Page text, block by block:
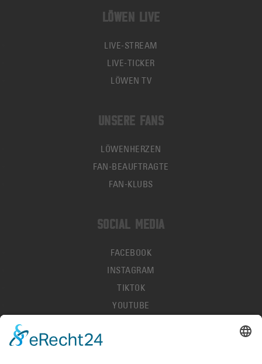
LÖWEN LIVE
LIVE-STREAM
LIVE-TICKER
LÖWEN TV
UNSERE FANS
LÖWENHERZEN
FAN-BEAUFTRAGTE
FAN-KLUBS
SOCIAL MEDIA
FACEBOOK
INSTAGRAM
TIKTOK
YOUTUBE